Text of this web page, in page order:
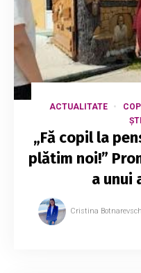
ACTUALITATE COPII
„Fă copil la
plătim noi!”
a unui
Cristina